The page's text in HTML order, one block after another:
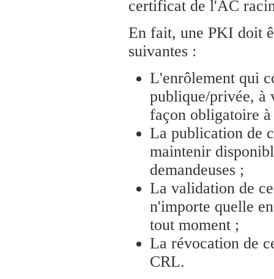
certificat de l'AC
En fait, une PKI doit
suivantes :
L'enrôlement qui
publique/privée, à
façon obligatoire
La publication de
maintenir
demandeuses ;
La validation de
n'importe quelle
tout moment ;
La révocation de
CRL.